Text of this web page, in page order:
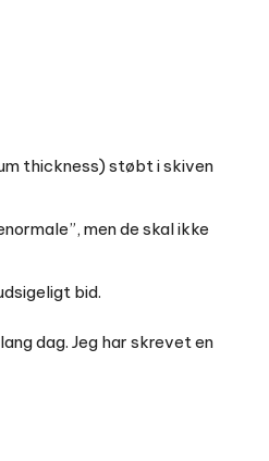
thickness) støbt i skiven
men de skal ikke
bid.
dag. Jeg har skrevet en